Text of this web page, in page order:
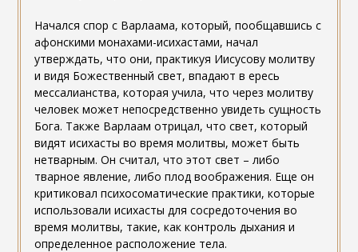
Начался спор с Варлаама, который, пообщавшись с
афонскими монахами-исихастами, начал
утверждать, что они, практикуя Иисусову молитву
и видя Божественный свет, впадают в ересь
мессалианства, которая учила, что через молитву
человек может непосредственно увидеть сущность
Бога. Также Варлаам отрицал, что свет, который
видят исихасты во время молитвы, может быть
нетварным. Он считал, что этот свет – либо
тварное явление, либо плод воображения. Еще он
критиковал психосоматические практики, которые
использовали исихасты для сосредоточения во
время молитвы, такие, как контроль дыхания и
определенное расположение тела.